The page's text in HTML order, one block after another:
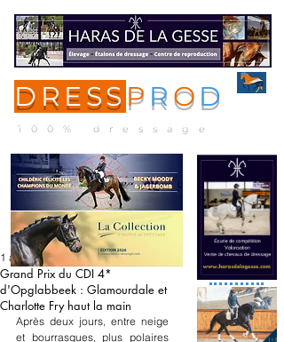
DRESS P R O D
100% dressage
Grand Prix du CDI 4*
d'Opglabbeek : Glamourdale et
Charlotte Fry haut la main
1 avr. 2022
Après deux jours, entre neige
et bourrasques, plus polaires